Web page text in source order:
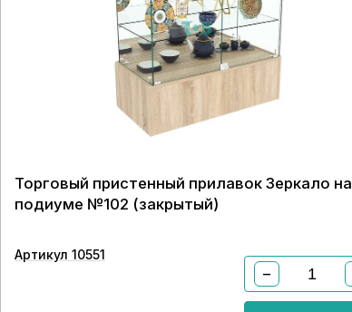
Торговый пристенный прилавок Зеркало на
подиуме №102 (закрытый)
Артикул 10551
−